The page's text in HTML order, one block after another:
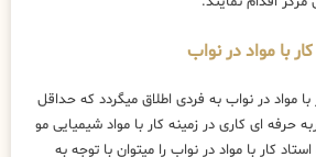
با مواد در نواب
مواد در نواب به فردی اطلاق میگردد که حداقل
تجربه حرفه ای کاری در زمینه کار با مواد شیمیایی مو
کار با مواد در نواب را میتوان با توجه به